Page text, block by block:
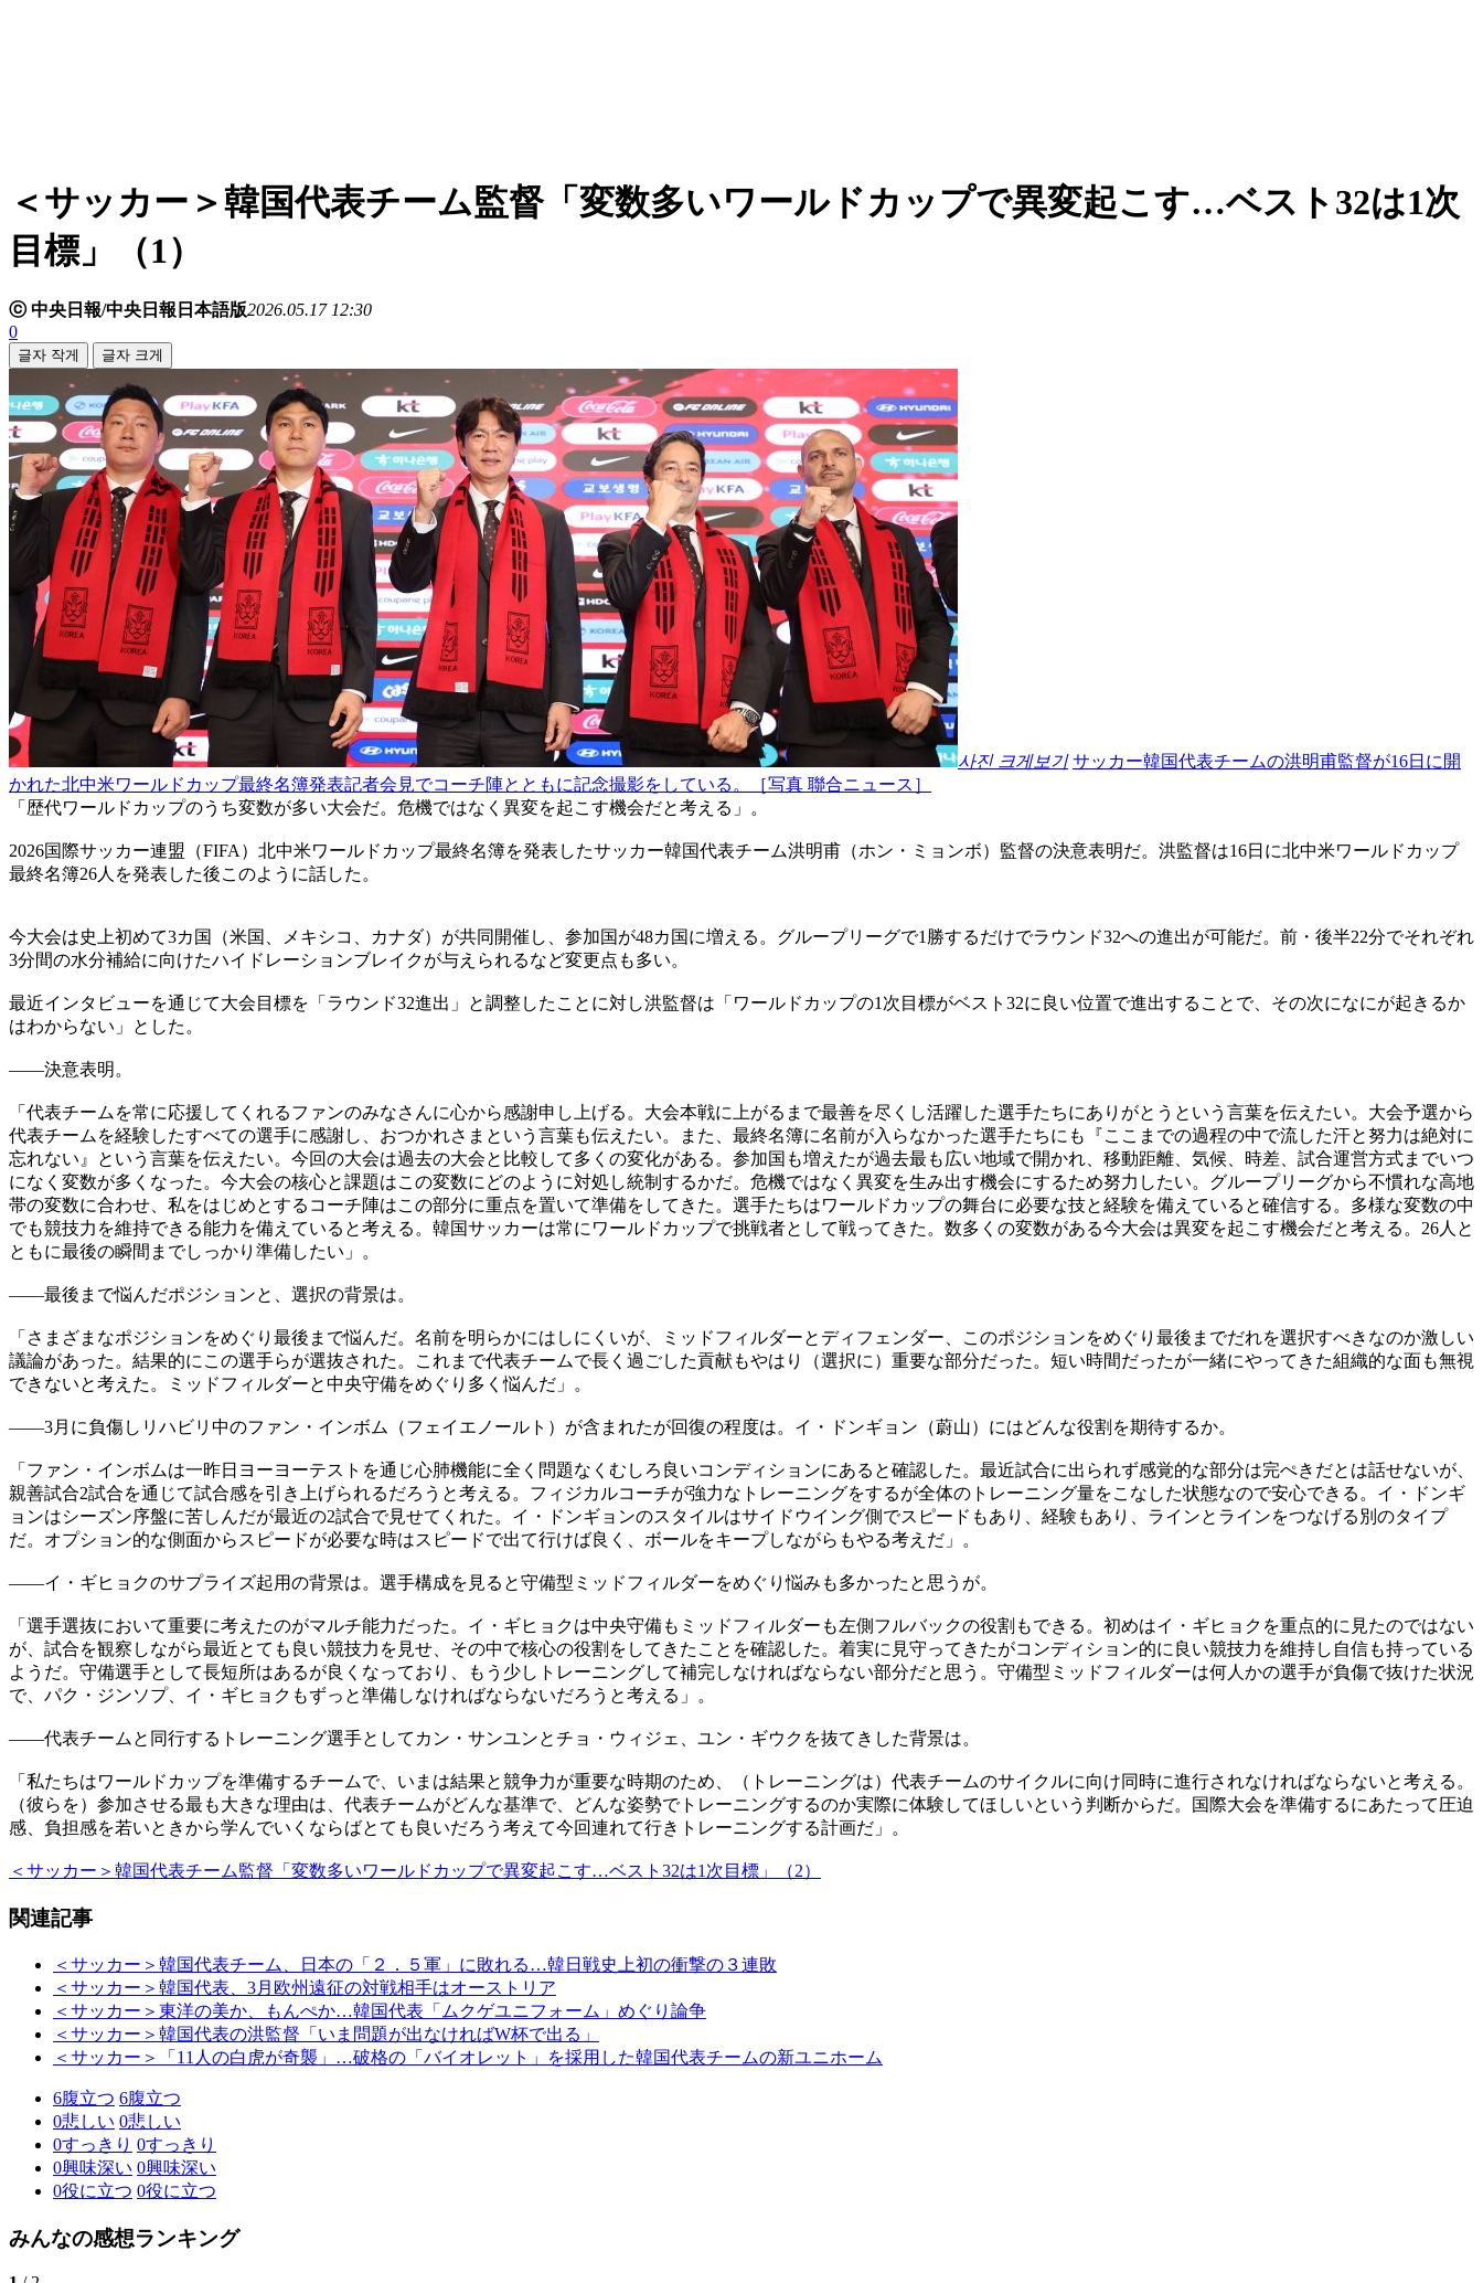
＜サッカー＞韓国代表チーム監督「変数多いワールドカップで異変起こす…ベスト32は1次
目標」（1）
ⓒ 中央日報/中央日報日本語版2026.05.17 12:30
0
글자 작게 글자 크게
사진 크게보기 サッカー韓国代表チームの洪明甫監督が16日に開
かれた北中米ワールドカップ最終名簿発表記者会見でコーチ陣とともに記念撮影をしている。［写真 聯合ニュース］
「歴代ワールドカップのうち変数が多い大会だ。危機ではなく異変を起こす機会だと考える」。
2026国際サッカー連盟（FIFA）北中米ワールドカップ最終名簿を発表したサッカー韓国代表チーム洪明甫（ホン・ミョンボ）監督の決意表明だ。洪監督は16日に北中米ワールドカップ
最終名簿26人を発表した後このように話した。
今大会は史上初めて3カ国（米国、メキシコ、カナダ）が共同開催し、参加国が48カ国に増える。グループリーグで1勝するだけでラウンド32への進出が可能だ。前・後半22分でそれぞれ
3分間の水分補給に向けたハイドレーションブレイクが与えられるなど変更点も多い。
最近インタビューを通じて大会目標を「ラウンド32進出」と調整したことに対し洪監督は「ワールドカップの1次目標がベスト32に良い位置で進出することで、その次になにが起きるか
はわからない」とした。
――決意表明。
「代表チームを常に応援してくれるファンのみなさんに心から感謝申し上げる。大会本戦に上がるまで最善を尽くし活躍した選手たちにありがとうという言葉を伝えたい。大会予選から
代表チームを経験したすべての選手に感謝し、おつかれさまという言葉も伝えたい。また、最終名簿に名前が入らなかった選手たちにも『ここまでの過程の中で流した汗と努力は絶対に
忘れない』という言葉を伝えたい。今回の大会は過去の大会と比較して多くの変化がある。参加国も増えたが過去最も広い地域で開かれ、移動距離、気候、時差、試合運営方式までいつ
になく変数が多くなった。今大会の核心と課題はこの変数にどのように対処し統制するかだ。危機ではなく異変を生み出す機会にするため努力したい。グループリーグから不慣れな高地
帯の変数に合わせ、私をはじめとするコーチ陣はこの部分に重点を置いて準備をしてきた。選手たちはワールドカップの舞台に必要な技と経験を備えていると確信する。多様な変数の中
でも競技力を維持できる能力を備えていると考える。韓国サッカーは常にワールドカップで挑戦者として戦ってきた。数多くの変数がある今大会は異変を起こす機会だと考える。26人と
ともに最後の瞬間までしっかり準備したい」。
――最後まで悩んだポジションと、選択の背景は。
「さまざまなポジションをめぐり最後まで悩んだ。名前を明らかにはしにくいが、ミッドフィルダーとディフェンダー、このポジションをめぐり最後までだれを選択すべきなのか激しい
議論があった。結果的にこの選手らが選抜された。これまで代表チームで長く過ごした貢献もやはり（選択に）重要な部分だった。短い時間だったが一緒にやってきた組織的な面も無視
できないと考えた。ミッドフィルダーと中央守備をめぐり多く悩んだ」。
――3月に負傷しリハビリ中のファン・インボム（フェイエノールト）が含まれたが回復の程度は。イ・ドンギョン（蔚山）にはどんな役割を期待するか。
「ファン・インボムは一昨日ヨーヨーテストを通じ心肺機能に全く問題なくむしろ良いコンディションにあると確認した。最近試合に出られず感覚的な部分は完ぺきだとは話せないが、
親善試合2試合を通じて試合感を引き上げられるだろうと考える。フィジカルコーチが強力なトレーニングをするが全体のトレーニング量をこなした状態なので安心できる。イ・ドンギ
ョンはシーズン序盤に苦しんだが最近の2試合で見せてくれた。イ・ドンギョンのスタイルはサイドウイング側でスピードもあり、経験もあり、ラインとラインをつなげる別のタイプ
だ。オプション的な側面からスピードが必要な時はスピードで出て行けば良く、ボールをキープしながらもやる考えだ」。
――イ・ギヒョクのサプライズ起用の背景は。選手構成を見ると守備型ミッドフィルダーをめぐり悩みも多かったと思うが。
「選手選抜において重要に考えたのがマルチ能力だった。イ・ギヒョクは中央守備もミッドフィルダーも左側フルバックの役割もできる。初めはイ・ギヒョクを重点的に見たのではない
が、試合を観察しながら最近とても良い競技力を見せ、その中で核心の役割をしてきたことを確認した。着実に見守ってきたがコンディション的に良い競技力を維持し自信も持っている
ようだ。守備選手として長短所はあるが良くなっており、もう少しトレーニングして補完しなければならない部分だと思う。守備型ミッドフィルダーは何人かの選手が負傷で抜けた状況
で、パク・ジンソプ、イ・ギヒョクもずっと準備しなければならないだろうと考える」。
――代表チームと同行するトレーニング選手としてカン・サンユンとチョ・ウィジェ、ユン・ギウクを抜てきした背景は。
「私たちはワールドカップを準備するチームで、いまは結果と競争力が重要な時期のため、（トレーニングは）代表チームのサイクルに向け同時に進行されなければならないと考える。
（彼らを）参加させる最も大きな理由は、代表チームがどんな基準で、どんな姿勢でトレーニングするのか実際に体験してほしいという判断からだ。国際大会を準備するにあたって圧迫
感、負担感を若いときから学んでいくならばとても良いだろう考えて今回連れて行きトレーニングする計画だ」。
＜サッカー＞韓国代表チーム監督「変数多いワールドカップで異変起こす…ベスト32は1次目標」（2）
関連記事
＜サッカー＞韓国代表チーム、日本の「２．５軍」に敗れる…韓日戦史上初の衝撃の３連敗
＜サッカー＞韓国代表、3月欧州遠征の対戦相手はオーストリア
＜サッカー＞東洋の美か、もんぺか…韓国代表「ムクゲユニフォーム」めぐり論争
＜サッカー＞韓国代表の洪監督「いま問題が出なければW杯で出る」
＜サッカー＞「11人の白虎が奇襲」…破格の「バイオレット」を採用した韓国代表チームの新ユニホーム
6腹立つ 6腹立つ
0悲しい 0悲しい
0すっきり 0すっきり
0興味深い 0興味深い
0役に立つ 0役に立つ
みんなの感想ランキング